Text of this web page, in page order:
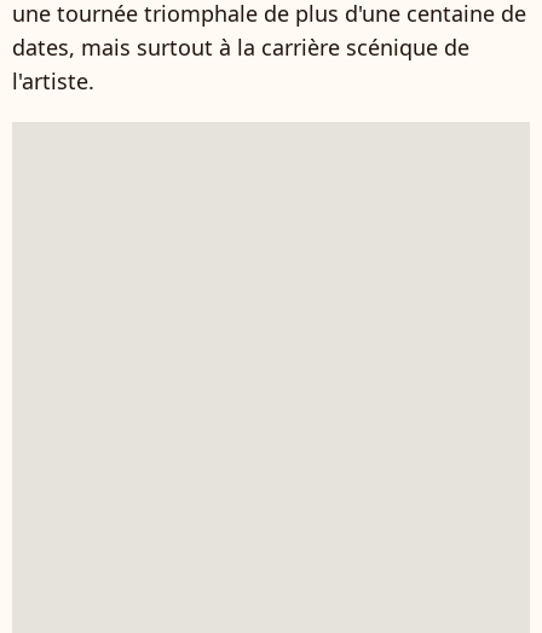
une tournée triomphale de plus d'une centaine de
dates, mais surtout à la carrière scénique de
l'artiste.